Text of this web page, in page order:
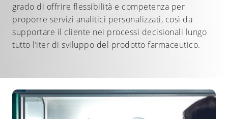
grado di offrire flessibilità e competenza per
proporre servizi analitici personalizzati, così da
supportare il cliente nei processi decisionali lungo
tutto l’iter di sviluppo del prodotto farmaceutico.